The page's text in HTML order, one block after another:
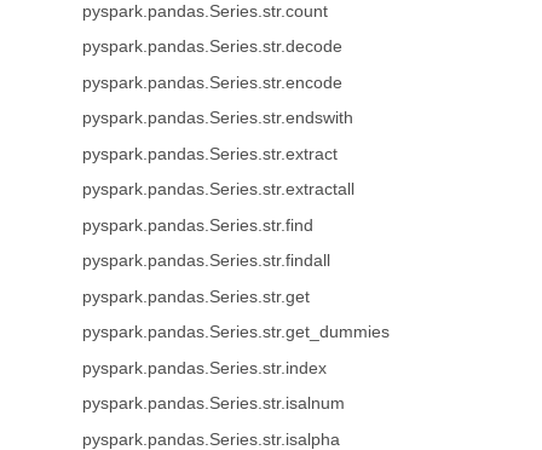
pyspark.pandas.Series.str.count
pyspark.pandas.Series.str.decode
pyspark.pandas.Series.str.encode
pyspark.pandas.Series.str.endswith
pyspark.pandas.Series.str.extract
pyspark.pandas.Series.str.extractall
pyspark.pandas.Series.str.find
pyspark.pandas.Series.str.findall
pyspark.pandas.Series.str.get
pyspark.pandas.Series.str.get_dummies
pyspark.pandas.Series.str.index
pyspark.pandas.Series.str.isalnum
pyspark.pandas.Series.str.isalpha